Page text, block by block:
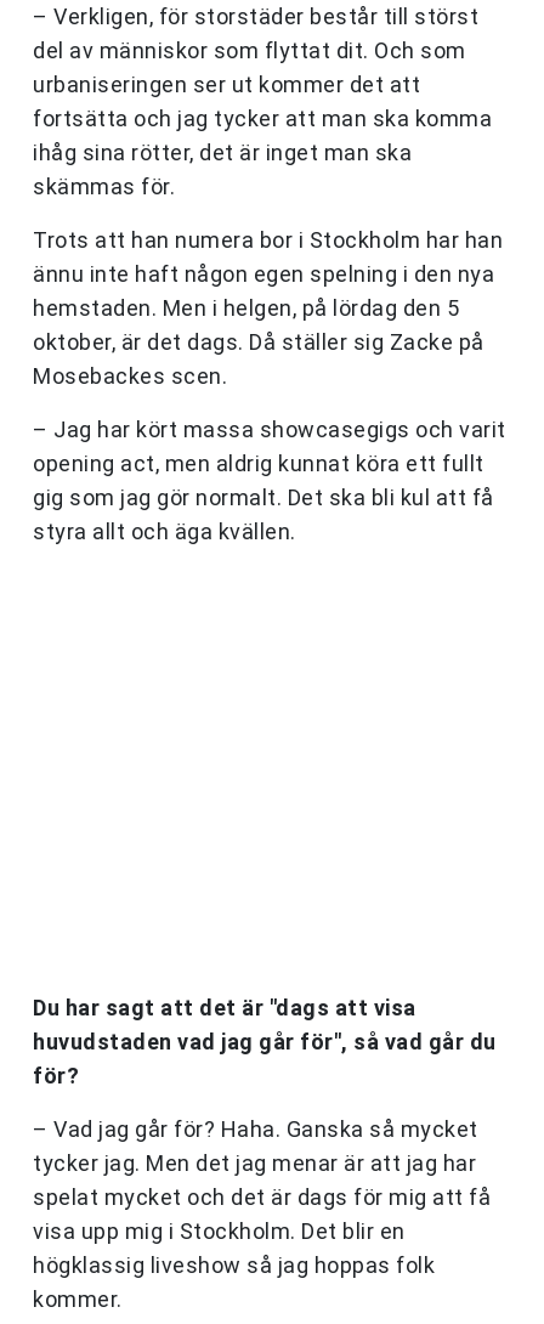
– Verkligen, för storstäder består till störst
del av människor som flyttat dit. Och som
urbaniseringen ser ut kommer det att
fortsätta och jag tycker att man ska komma
ihåg sina rötter, det är inget man ska
skämmas för.
Trots att han numera bor i Stockholm har han
ännu inte haft någon egen spelning i den nya
hemstaden. Men i helgen, på lördag den 5
oktober, är det dags. Då ställer sig Zacke på
Mosebackes scen.
– Jag har kört massa showcasegigs och varit
opening act, men aldrig kunnat köra ett fullt
gig som jag gör normalt. Det ska bli kul att få
styra allt och äga kvällen.
Du har sagt att det är "dags att visa
huvudstaden vad jag går för", så vad går du
för?
– Vad jag går för? Haha. Ganska så mycket
tycker jag. Men det jag menar är att jag har
spelat mycket och det är dags för mig att få
visa upp mig i Stockholm. Det blir en
högklassig liveshow så jag hoppas folk
kommer.